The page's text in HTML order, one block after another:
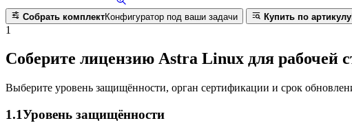
Собрать комплектКонфигуратор под ваши задачи Купить по артикулу
1
Соберите лицензию Astra Linux для рабочей
Выберите уровень защищённости, орган сертификации и срок
1.1Уровень защищённости